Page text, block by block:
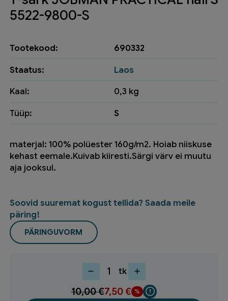
5522-9800-S
Tootekood: 690332
Staatus: Laos
Kaal: 0,3 kg
Tüüp: S
materjal: 100% polüester 160g/m2. Hoiab niiskuse
kehast eemale.Kuivab kiiresti.Särgi värv ei muutu
aja jooksul.
Soovid suuremat kogust tellida? Saada meile
päring!
PÄRINGUVORM
särk
tk
10,00€7,50 €